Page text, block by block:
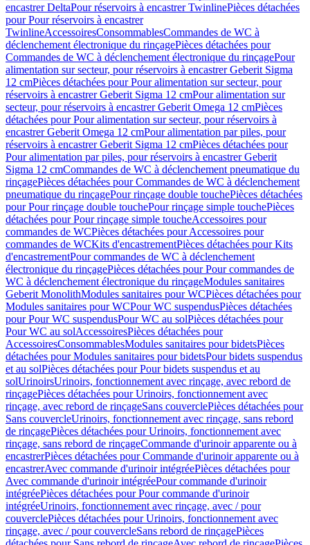
encastrer DeltaPour réservoirs à encastrer TwinlinePièces détachées
pour Pour réservoirs à encastrer
TwinlineAccessoiresConsommablesCommandes de WC à
déclenchement électronique du rinçagePièces détachées pour
Commandes de WC à déclenchement électronique du rinçagePour
alimentation sur secteur, pour réservoirs à encastrer Geberit Sigma
12 cmPièces détachées pour Pour alimentation sur secteur, pour
réservoirs à encastrer Geberit Sigma 12 cmPour alimentation sur
secteur, pour réservoirs à encastrer Geberit Omega 12 cmPièces
détachées pour Pour alimentation sur secteur, pour réservoirs à
encastrer Geberit Omega 12 cmPour alimentation par piles, pour
réservoirs à encastrer Geberit Sigma 12 cmPièces détachées pour
Pour alimentation par piles, pour réservoirs à encastrer Geberit
Sigma 12 cmCommandes de WC à déclenchement pneumatique du
rinçagePièces détachées pour Commandes de WC à déclenchement
pneumatique du rinçagePour rinçage double touchePièces détachées
pour Pour rinçage double touchePour rinçage simple touchePièces
détachées pour Pour rinçage simple toucheAccessoires pour
commandes de WCPièces détachées pour Accessoires pour
commandes de WCKits d'encastrementPièces détachées pour Kits
d'encastrementPour commandes de WC à déclenchement
électronique du rinçagePièces détachées pour Pour commandes de
WC à déclenchement électronique du rinçageModules sanitaires
Geberit MonolithModules sanitaires pour WCPièces détachées pour
Modules sanitaires pour WCPour WC suspendusPièces détachées
pour Pour WC suspendusPour WC au solPièces détachées pour
Pour WC au solAccessoiresPièces détachées pour
AccessoiresConsommablesModules sanitaires pour bidetsPièces
détachées pour Modules sanitaires pour bidetsPour bidets suspendus
et au solPièces détachées pour Pour bidets suspendus et au
solUrinoirsUrinoirs, fonctionnement avec rinçage, avec rebord de
rinçagePièces détachées pour Urinoirs, fonctionnement avec
rinçage, avec rebord de rinçageSans couverclePièces détachées pour
Sans couvercleUrinoirs, fonctionnement avec rinçage, sans rebord
de rinçagePièces détachées pour Urinoirs, fonctionnement avec
rinçage, sans rebord de rinçageCommande d'urinoir apparente ou à
encastrerPièces détachées pour Commande d'urinoir apparente ou à
encastrerAvec commande d'urinoir intégréePièces détachées pour
Avec commande d'urinoir intégréePour commande d'urinoir
intégréePièces détachées pour Pour commande d'urinoir
intégréeUrinoirs, fonctionnement avec rinçage, avec / pour
couverclePièces détachées pour Urinoirs, fonctionnement avec
rinçage, avec / pour couvercleSans rebord de rinçagePièces